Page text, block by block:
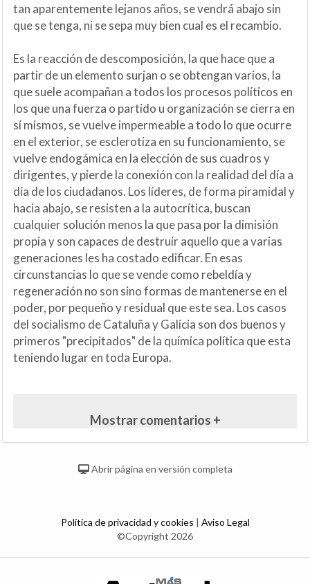
tan aparentemente lejanos años, se vendrá abajo sin
que se tenga, ni se sepa muy bien cual es el recambio.
Es la reacción de descomposición, la que hace que a
partir de un elemento surjan o se obtengan varios, la
que suele acompañan a todos los procesos políticos en
los que una fuerza o partido u organización se cierra en
sí mismos, se vuelve impermeable a todo lo que ocurre
en el exterior, se esclerotiza en su funcionamiento, se
vuelve endogámica en la elección de sus cuadros y
dirigentes, y pierde la conexión con la realidad del día a
día de los ciudadanos. Los líderes, de forma piramidal y
hacia abajo, se resisten a la autocrítica, buscan
cualquier solución menos la que pasa por la dimisión
propia y son capaces de destruir aquello que a varias
generaciones les ha costado edificar. En esas
circunstancias lo que se vende como rebeldía y
regeneración no son sino formas de mantenerse en el
poder, por pequeño y residual que este sea. Los casos
del socialismo de Cataluña y Galicia son dos buenos y
primeros "precipitados" de la química política que esta
teniendo lugar en toda Europa.
Mostrar comentarios +
Abrir página en versión completa
Política de privacidad y cookies | Aviso Legal
©Copyright 2026